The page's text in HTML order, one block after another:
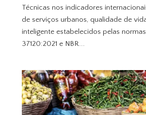
Técnicas nos indicadores
de serviços urbanos, qualidade de
inteligente estabelecidos pelas normas
37120:2021 e NBR...